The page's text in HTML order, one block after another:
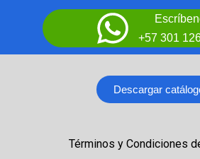
+57 301
Descargar
Términos y Condiciones